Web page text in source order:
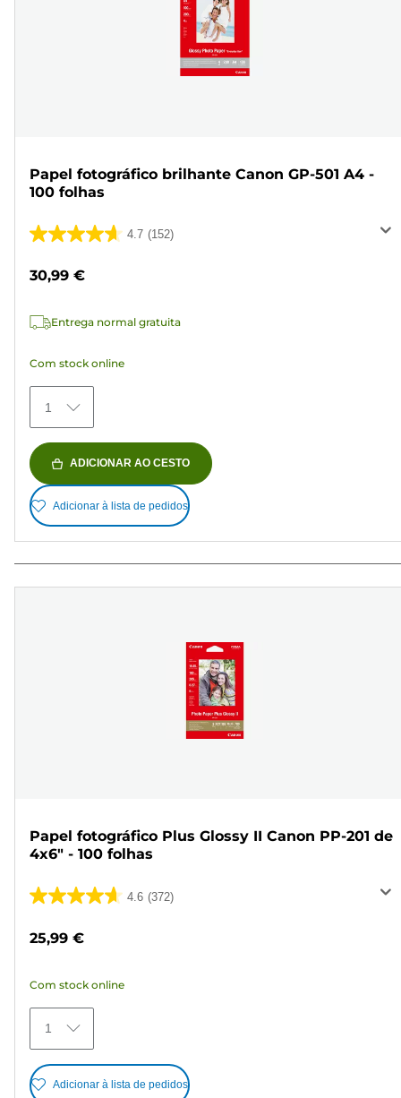
Papel fotográfico brilhante Canon GP-501 A4 -
100 folhas
4.7 (152)
4.7
5
152
30,99 €
Entrega normal gratuita
Com stock online
1
ADICIONAR AO CESTO
Adicionar à lista de pedidos
Papel fotográfico Plus Glossy II Canon PP-201 de
4x6" - 100 folhas
4.6 (372)
4.6
5
372
análises
25,99 €
Com stock online
1
Adicionar à lista de pedidos